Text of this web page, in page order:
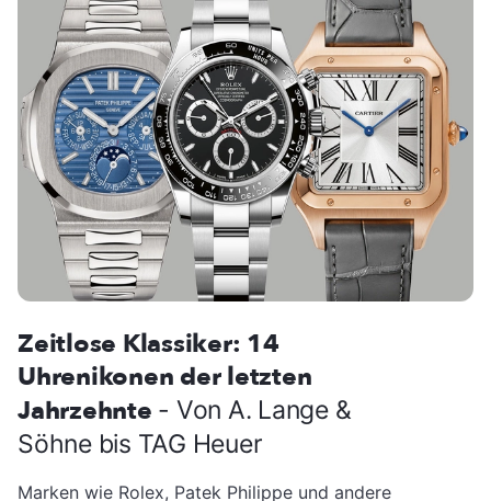
Zeitlose Klassiker: 14
Uhrenikonen der letzten
Jahrzehnte - Von A. Lange &
Söhne bis TAG Heuer
Marken wie Rolex, Patek Philippe und andere